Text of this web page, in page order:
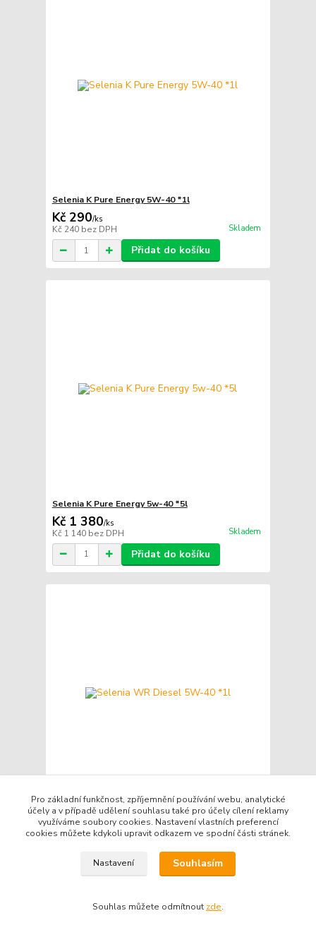
Selenia K Pure Energy 5W-40 *1l
Kč 290/ks
Kč 240 bez DPH Skladem
Přidat do košíku
Selenia K Pure Energy 5w-40 *5l
Kč 1 380/ks
Kč 1 140 bez DPH Skladem
Přidat do košíku
Selenia WR Diesel 5W-40 *1l
Kč 260/ks
Kč 215bez DPH Skladem
Přidat do košíku
Pro základní funkčnost, zpříjemnění používání webu, analytické
účely a v případě udělení souhlasu také pro účely cílení reklamy
využíváme soubory cookies. Nastavení vlastních preferencí
cookies můžete kdykoli upravit odkazem ve spodní části stránek.
Nastavení Souhlasím
Souhlas můžete odmítnout zde.